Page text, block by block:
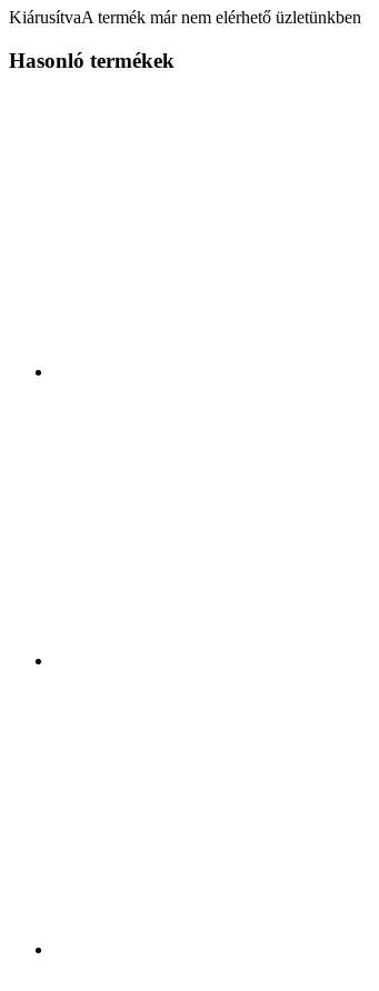
KiárusítvaA termék már nem elérhető üzletünkben
Hasonló termékek